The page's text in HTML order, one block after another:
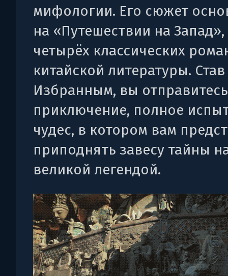
мифологии. Его сюжет
на «Путешествии на
четырёх классических
китайской литературы. Став
Избранным, вы
приключение, полное
чудес, в котором вам
приподнять завесу тайны
великой легендой.